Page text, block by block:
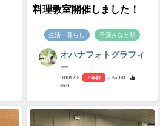
料理教室開催しました！
生活・暮らし 千葉みなと駅
オハナフォトグラフィ
ー
2018/8/16 7 年前
- №3703
3631